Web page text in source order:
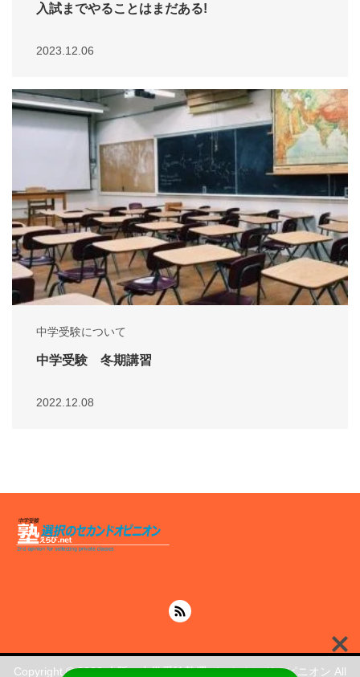
入試までやることはまだある!
2023.12.06
中学受験について
中学受験 冬期講習
2022.12.08
Copyright © 2026大阪の中学受験塾選びのセカンドオピニオン All